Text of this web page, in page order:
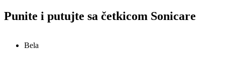
Punite i putujte sa četkicom Sonicare
Bela